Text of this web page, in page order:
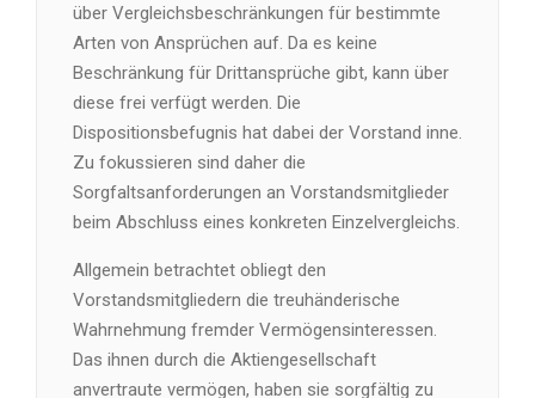
über Vergleichsbeschränkungen für bestimmte
Arten von Ansprüchen auf. Da es keine
Beschränkung für Drittansprüche gibt, kann über
diese frei verfügt werden. Die
Dispositionsbefugnis hat dabei der Vorstand inne.
Zu fokussieren sind daher die
Sorgfaltsanforderungen an Vorstandsmitglieder
beim Abschluss eines konkreten Einzelvergleichs.
Allgemein betrachtet obliegt den
Vorstandsmitgliedern die treuhänderische
Wahrnehmung fremder Vermögensinteressen.
Das ihnen durch die Aktiengesellschaft
anvertraute vermögen, haben sie sorgfältig zu